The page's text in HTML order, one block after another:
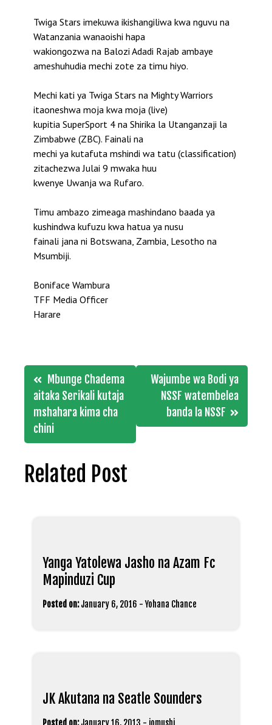
Twiga Stars imekuwa ikishangiliwa kwa nguvu na
Watanzania wanaoishi hapa
wakiongozwa na Balozi Adadi Rajab ambaye
ameshuhudia mechi zote za timu hiyo.
Mechi kati ya Twiga Stars na Mighty Warriors
itaoneshwa moja kwa moja (live)
kupitia SuperSport 4 na Shirika la Utanganzaji la
Zimbabwe (ZBC). Fainali na
mechi ya kutafuta mshindi wa tatu (classification)
zitachezwa Julai 9 mwaka huu
kwenye Uwanja wa Rufaro.
Timu ambazo zimeaga mashindano baada ya
kushindwa kufuzu kwa hatua ya nusu
fainali jana ni Botswana, Zambia, Lesotho na
Msumbiji.
Boniface Wambura
TFF Media Officer
Harare
Post
navigation
Mbunge Chadema
aitaka Serikali kutaja
mshahara kima cha
chini
Wajumbe wa Bodi ya
NSSF watembelea
banda la NSSF
Related Post
Yanga Yatolewa Jasho na Azam Fc
Mapinduzi Cup
Posted on: January 6, 2016 -Yohana Chance
JK Akutana na Seatle Sounders
Posted on: January 16, 2013 - jomushi